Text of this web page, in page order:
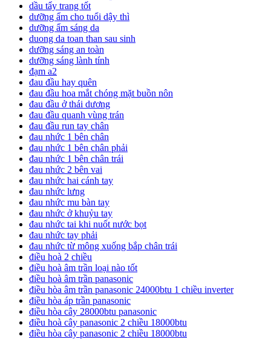
dầu tẩy trang tốt
dưỡng ẩm cho tuổi dậy thì
dưỡng ẩm sáng da
duong da toan than sau sinh
dưỡng sáng an toàn
dưỡng sáng lành tính
đạm a2
đau đầu hay quên
đau đầu hoa mắt chóng mặt buồn nôn
đau đầu ở thái dương
đau đầu quanh vùng trán
đau đầu run tay chân
đau nhức 1 bên chân
đau nhức 1 bên chân phải
đau nhức 1 bên chân trái
đau nhức 2 bên vai
đau nhức hai cánh tay
đau nhức lưng
đau nhức mu bàn tay
đau nhức ở khuỷu tay
đau nhức tai khi nuốt nước bọt
đau nhức tay phải
đau nhức từ mông xuống bắp chân trái
điều hoà 2 chiều
điều hoà âm trần loại nào tốt
điều hoà âm trần panasonic
điều hòa âm trần panasonic 24000btu 1 chiều inverter
điều hòa áp trần panasonic
điều hòa cây 28000btu panasonic
điều hoà cây panasonic 2 chiều 18000btu
điều hòa cây panasonic 2 chiều 18000btu